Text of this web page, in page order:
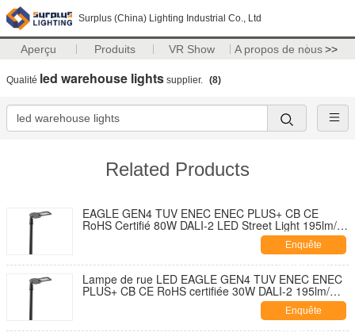
Surplus (China) Lighting Industrial Co., Ltd
Aperçu Produits VR Show A propos de nous>>
Qualité led warehouse lights supplier. (8)
Related Products
EAGLE GEN4 TUV ENEC ENEC PLUS+ CB CE
RoHS Certifié 80W DALI-2 LED Street Light 195lm/W
Avec 7 PIN NEMA Socket Shorting Cap et 10KV SPD
Enquête
maintenant
Lampe de rue LED EAGLE GEN4 TUV ENEC ENEC
PLUS+ CB CE RoHS certifiée 30W DALI-2 195lm/W
avec capuchon de fermeture de douille NEMA 7
broches et conception auto-nettoyante et ouverture
sans outil avec parasurtenseur 10KV
Enquête
maintenant